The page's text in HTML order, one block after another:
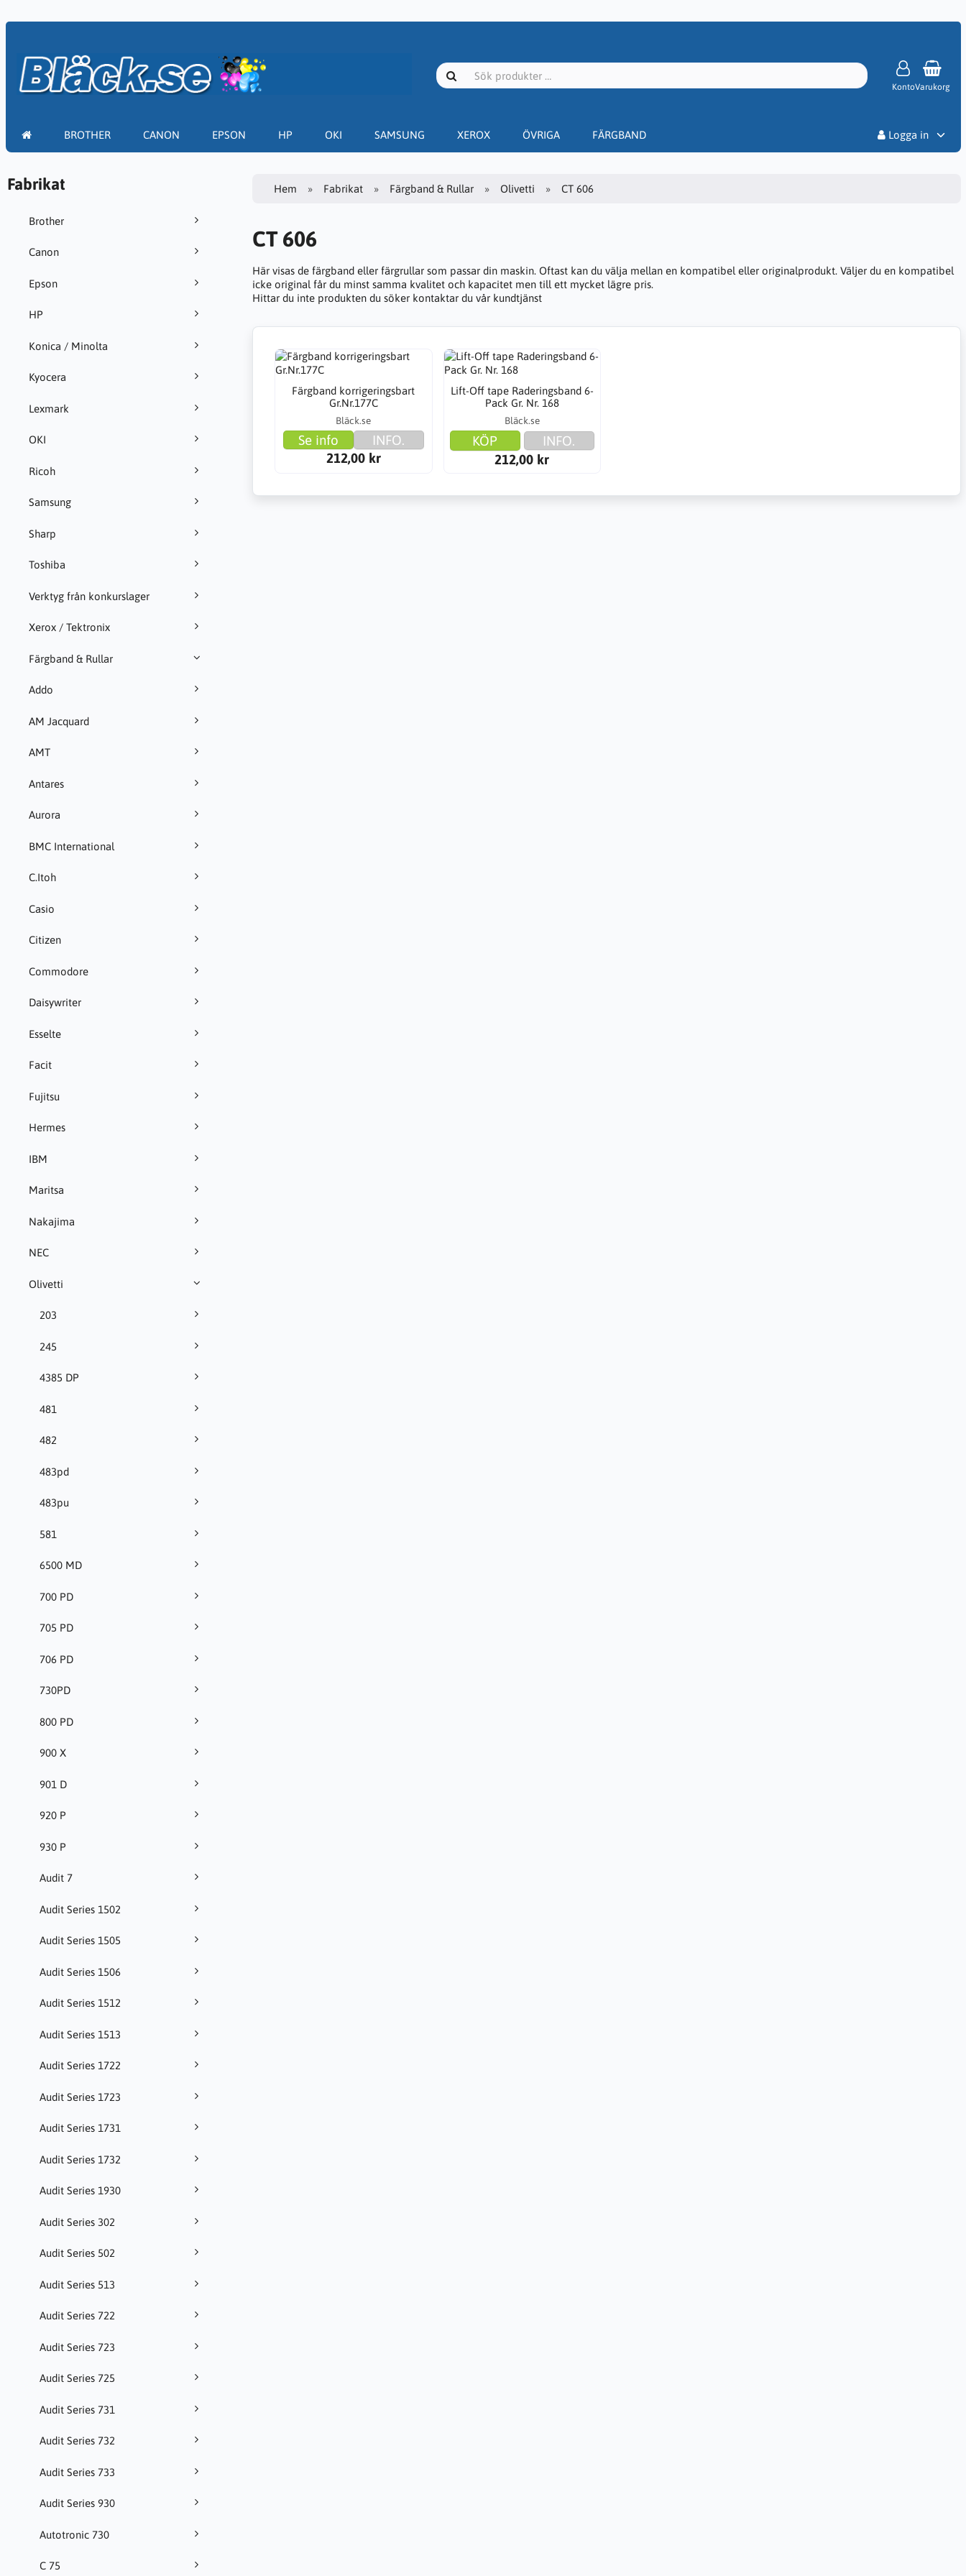
KontoVarukorg
BROTHER CANON EPSON HP OKI SAMSUNG XEROX ÖVRIGA FÄRGBAND
Logga in
Fabrikat
Brother
Canon
Epson
HP
Konica / Minolta
Kyocera
Lexmark
OKI
Ricoh
Samsung
Sharp
Toshiba
Verktyg från konkurslager
Xerox / Tektronix
Färgband & Rullar
Addo
AM Jacquard
AMT
Antares
Aurora
BMC International
C.Itoh
Casio
Citizen
Commodore
Daisywriter
Esselte
Facit
Fujitsu
Hermes
IBM
Maritsa
Nakajima
NEC
Olivetti
203
245
4385 DP
481
482
483pd
483pu
581
6500 MD
700 PD
705 PD
706 PD
730PD
800 PD
900 X
901 D
920 P
930 P
Audit 7
Audit Series 1502
Audit Series 1505
Audit Series 1506
Audit Series 1512
Audit Series 1513
Audit Series 1722
Audit Series 1723
Audit Series 1731
Audit Series 1732
Audit Series 1930
Audit Series 302
Audit Series 502
Audit Series 513
Audit Series 722
Audit Series 723
Audit Series 725
Audit Series 731
Audit Series 732
Audit Series 733
Audit Series 930
Autotronic 730
C 75
Hem Fabrikat Färgband & Rullar Olivetti CT 606
CT 606
Här visas de färgband eller färgrullar som passar din maskin. Oftast kan du välja mellan en kompatibel eller originalprodukt. Väljer du en kompatibel
icke original får du minst samma kvalitet och kapacitet men till ett mycket lägre pris.
Hittar du inte produkten du söker kontaktar du vår kundtjänst
Färgband korrigeringsbart
Gr.Nr.177C
Bläck.se
Se info
INFO.
212,00 kr
Lift-Off tape Raderingsband 6-
Pack Gr. Nr. 168
Bläck.se
KÖP
INFO.
212,00 kr